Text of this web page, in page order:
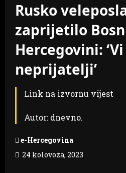
Rusko
zaprijetilo
Hercegovini:
neprijatelji’
Link na izvornu vijest
Autor: dnevno.
e-Hercegovina
24 kolovoza, 2023